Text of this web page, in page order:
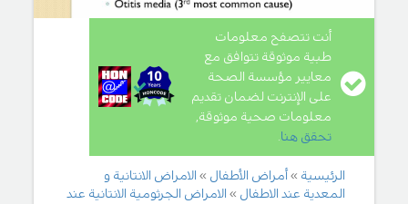
أنت تتصفح معلومات
طبية موثوقة تتوافق مع
معايير مؤسسة الصحة
على الإنترنت لضمان تقديم
معلومات صحية موثوقة,
تحقق هنا.
الرئيسية أمراض الأطفال
الامراض الانتانية و
المعدية عند الاطفال
الامراض الجرثومية الانتانية عند